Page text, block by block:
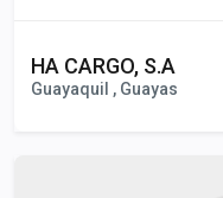
HA CARGO, S.A
Guayaquil , Guayas